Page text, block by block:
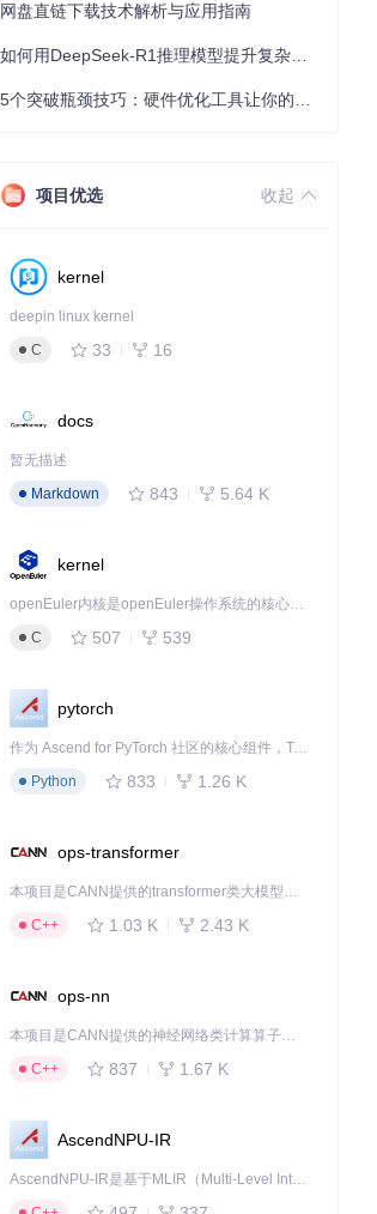
网盘直链下载技术解析与应用指南
项目优选 收起
kernel
deepin linux kernel
C
33 16
docs
暂无描述
Markdown
843 5.64 K
kernel
openEuler内核是openEuler操作系统的核心，既是系统性能与稳定性的基石，也是连接处理器、设备与服务的桥梁。
C
507 539
pytorch
作为 Ascend for PyTorch 社区的核心组件，TorchNPU 是昇腾专为 PyTorch 打造的深度学习适配插件，使 PyTorch 框架能够直接调用昇腾 NPU，为开发者提供昇腾 AI 处理器的超强算力。
Python
833 1.26 K
ops-transformer
本项目是CANN提供的transformer类大模型算子库，实现网络在NPU上加速计算。
C++
1.03 K 2.43 K
ops-nn
本项目是CANN提供的神经网络类计算算子库，实现网络在NPU上加速计算。
C++
837 1.67 K
AscendNPU-IR
AscendNPU-IR是基于MLIR（Multi-Level Intermediate Representation）构建的，面向昇腾亲和算子编译时使用的中间表示，提供昇腾完备表达能力，通过编译优化提升昇腾AI处理器计算效率，支持通过生态框架使能昇腾AI处理器与深度调优